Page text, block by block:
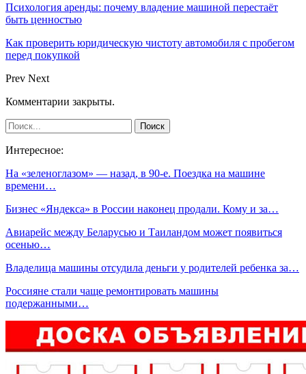
Психология аренды: почему владение машиной перестаёт
быть ценностью
Как проверить юридическую чистоту автомобиля с пробегом
перед покупкой
Prev Next
Комментарии закрыты.
Интересное:
На «зеленоглазом» — назад, в 90-е. Поездка на машине
времени…
Бизнес «Яндекса» в России наконец продали. Кому и за…
Авиарейс между Беларусью и Таиландом может появиться
осенью…
Владелица машины отсудила деньги у родителей ребенка за…
Россияне стали чаще ремонтировать машины
подержанными…